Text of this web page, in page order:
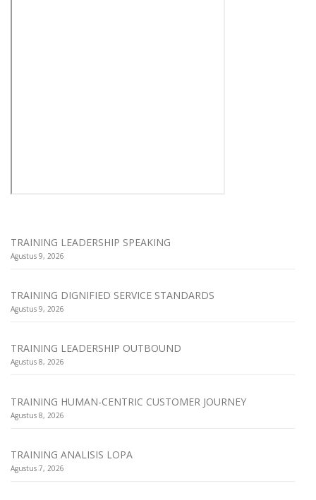
TRAINING LEADERSHIP SPEAKING
Agustus 9, 2026
TRAINING DIGNIFIED SERVICE STANDARDS
Agustus 9, 2026
TRAINING LEADERSHIP OUTBOUND
Agustus 8, 2026
TRAINING HUMAN-CENTRIC CUSTOMER JOURNEY
Agustus 8, 2026
TRAINING ANALISIS LOPA
Agustus 7, 2026